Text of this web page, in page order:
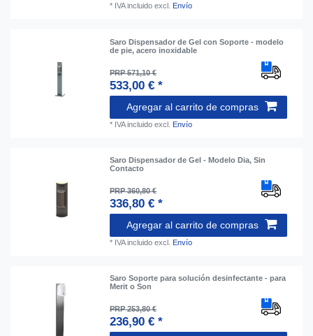
* IVA incluido excl. Envío
Saro Dispensador de Gel con Soporte - modelo
de pie, acero inoxidable
PRP 571,10 €
533,00 € *
Agregar al carrito de compras
* IVA incluido excl. Envío
Saro Dispensador de Gel - Modelo Dia, Sin
Contacto
PRP 360,80 €
336,80 € *
Agregar al carrito de compras
* IVA incluido excl. Envío
Saro Soporte para solución desinfectante - para
Merit o Son
PRP 253,80 €
236,90 € *